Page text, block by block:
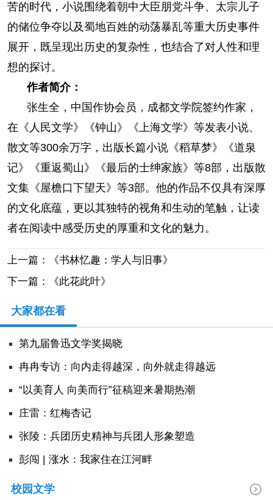
苦的时代，小说围绕着朝中大臣朋党斗争、太宗儿子
的储位争夺以及蜀地百姓的动荡暴乱等重大历史事件
展开，既呈现出历史的复杂性，也结合了对人性和理
想的探讨。
作者简介：
张生全，中国作协会员，成都文学院签约作家，
在《人民文学》《钟山》《上海文学》等发表小说、
散文等300余万字，出版长篇小说《稻草梦》《道泉
记》《重返蜀山》《最后的士绅家族》等8部，出版散
文集《屋檐口下望天》等3部。他的作品不仅具有深厚
的文化底蕴，更以其独特的视角和生动的笔触，让读
者在阅读中感受历史的厚重和文化的魅力。
上一篇：《书林忆趣：学人与旧事》
下一篇：《此花此叶》
大家都在看
第九届鲁迅文学奖揭晓
冉冉专访：向内走得越深，向外就走得越远
“以美育人 向美而行”征稿迎来暑期热潮
庄雷：红梅杏记
张陵：兵团历史精神与兵团人形象塑造
彭闯 | 涨水：我家住在江河畔
校园文学